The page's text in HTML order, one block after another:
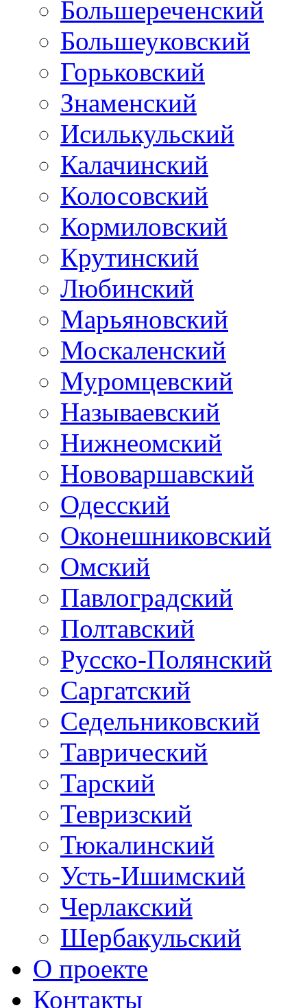
Большереченский
Большеуковский
Горьковский
Знаменский
Исилькульский
Калачинский
Колосовский
Кормиловский
Крутинский
Любинский
Марьяновский
Москаленский
Муромцевский
Называевский
Нижнеомский
Нововаршавский
Одесский
Оконешниковский
Омский
Павлоградский
Полтавский
Русско-Полянский
Саргатский
Седельниковский
Таврический
Тарский
Тевризский
Тюкалинский
Усть-Ишимский
Черлакский
Шербакульский
О проекте
Контакты